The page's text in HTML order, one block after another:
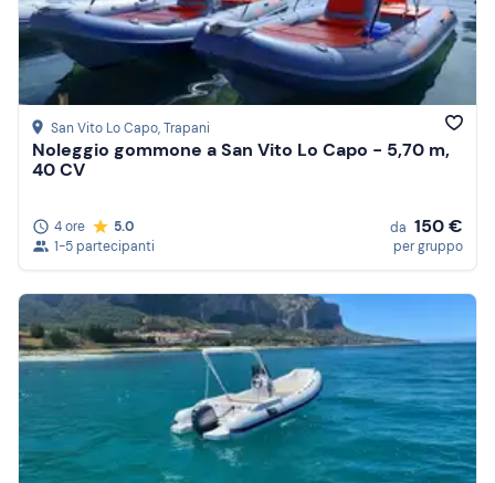
San Vito Lo Capo, Trapani
Noleggio gommone a San Vito Lo Capo - 5,70 m,
40 CV
4 ore
5.0
1-5 partecipanti
da 150 €
per gruppo